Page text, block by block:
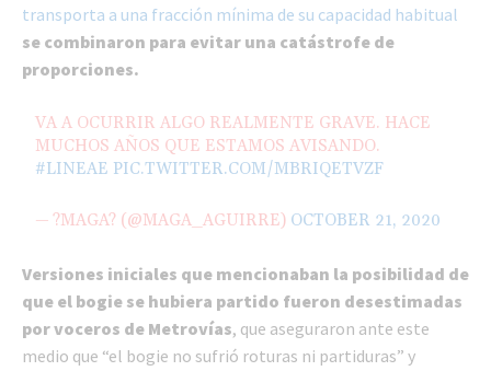
transporta a una fracción mínima de su capacidad habitual
se combinaron para evitar una catástrofe de
proporciones.
VA A OCURRIR ALGO REALMENTE GRAVE. HACE
MUCHOS AÑOS QUE ESTAMOS AVISANDO.
#LINEAE PIC.TWITTER.COM/MBRIQETVZF
— ?MAGA? (@MAGA_AGUIRRE) OCTOBER 21, 2020
Versiones iniciales que mencionaban la posibilidad de
que el bogie se hubiera partido fueron desestimadas
por voceros de Metrovías, que aseguraron ante este
medio que “el bogie no sufrió roturas ni partiduras” y